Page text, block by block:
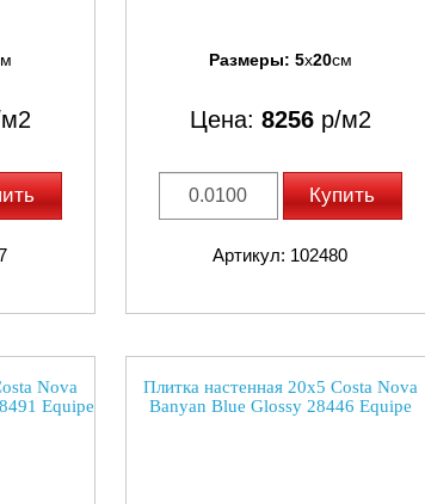
Размеры: 5x20см
Цена: 8256р/м2
Купить
Артикул: 102480
Nova
Equipe
Плитка настенная 20x5 Costa Nova
Banyan Blue Glossy 28446 Equipe